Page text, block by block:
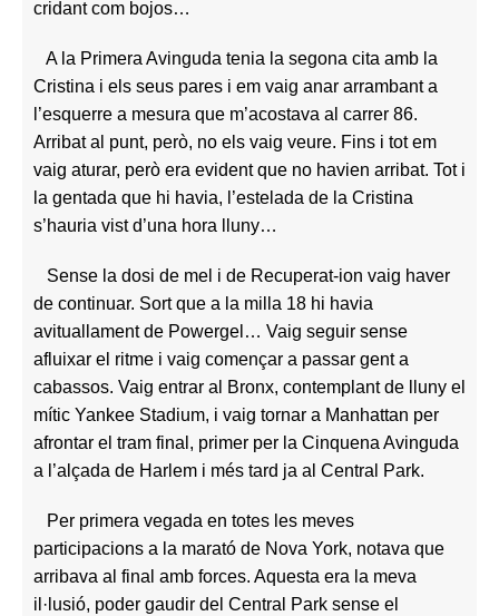
cridant com bojos…
A la Primera Avinguda tenia la segona cita amb la
Cristina i els seus pares i em vaig anar arrambant a
l’esquerre a mesura que m’acostava al carrer 86.
Arribat al punt, però, no els vaig veure. Fins i tot em
vaig aturar, però era evident que no havien arribat. Tot i
la gentada que hi havia, l’estelada de la Cristina
s’hauria vist d’una hora lluny…
Sense la dosi de mel i de Recuperat-ion vaig haver
de continuar. Sort que a la milla 18 hi havia
avituallament de Powergel… Vaig seguir sense
afluixar el ritme i vaig començar a passar gent a
cabassos. Vaig entrar al Bronx, contemplant de lluny el
mític Yankee Stadium, i vaig tornar a Manhattan per
afrontar el tram final, primer per la Cinquena Avinguda
a l’alçada de Harlem i més tard ja al Central Park.
Per primera vegada en totes les meves
participacions a la marató de Nova York, notava que
arribava al final amb forces. Aquesta era la meva
il·lusió, poder gaudir del Central Park sense el